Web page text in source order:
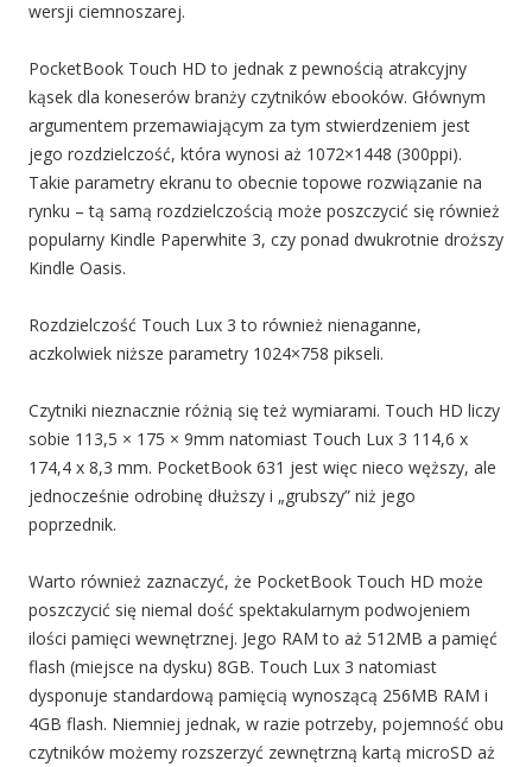
wersji ciemnoszarej.
PocketBook Touch HD to jednak z pewnością atrakcyjny
kąsek dla koneserów branży czytników ebooków. Głównym
argumentem przemawiającym za tym stwierdzeniem jest
jego rozdzielczość, która wynosi aż 1072×1448 (300ppi).
Takie parametry ekranu to obecnie topowe rozwiązanie na
rynku – tą samą rozdzielczością może poszczycić się również
popularny Kindle Paperwhite 3, czy ponad dwukrotnie droższy
Kindle Oasis.
Rozdzielczość Touch Lux 3 to również nienaganne,
aczkolwiek niższe parametry 1024×758 pikseli.
Czytniki nieznacznie różnią się też wymiarami. Touch HD liczy
sobie 113,5 × 175 × 9mm natomiast Touch Lux 3 114,6 x
174,4 x 8,3 mm. PocketBook 631 jest więc nieco węższy, ale
jednocześnie odrobinę dłuższy i „grubszy” niż jego
poprzednik.
Warto również zaznaczyć, że PocketBook Touch HD może
poszczycić się niemal dość spektakularnym podwojeniem
ilości pamięci wewnętrznej. Jego RAM to aż 512MB a pamięć
flash (miejsce na dysku) 8GB. Touch Lux 3 natomiast
dysponuje standardową pamięcią wynoszącą 256MB RAM i
4GB flash. Niemniej jednak, w razie potrzeby, pojemność obu
czytników możemy rozszerzyć zewnętrzną kartą microSD aż